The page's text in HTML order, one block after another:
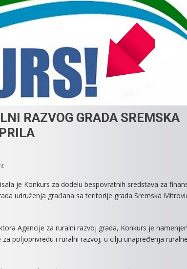
RAZVOG GRADA SREMSKA
On
AGENCIJE
ZA
GRADA
SREMSKA
je Konkurs za dodelu bespovratnih sredstava za
udruženja građana sa teritorije grada Sremska
Agencije za ruralni razvoj grada, Konkurs je namenjen
poljoprivredu i ruralni razvoj, u cilju unapređenja